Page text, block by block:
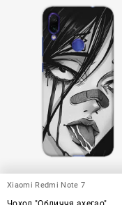
Xiaomi Redmi Note 7